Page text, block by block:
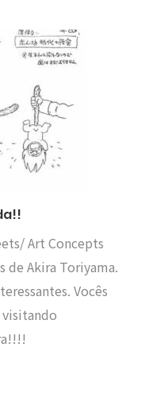
Art Concepts
de Akira Toriyama.
Vocês